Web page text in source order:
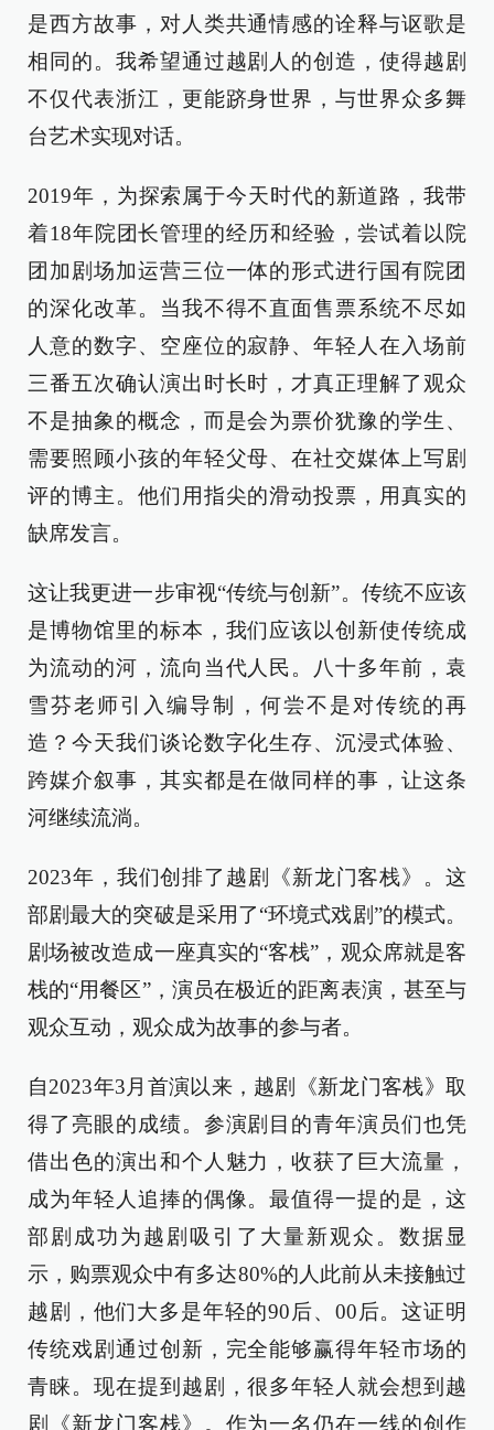
是西方故事，对人类共通情感的诠释与讴歌是
相同的。我希望通过越剧人的创造，使得越剧
不仅代表浙江，更能跻身世界，与世界众多舞
台艺术实现对话。
2019年，为探索属于今天时代的新道路，我带
着18年院团长管理的经历和经验，尝试着以院
团加剧场加运营三位一体的形式进行国有院团
的深化改革。当我不得不直面售票系统不尽如
人意的数字、空座位的寂静、年轻人在入场前
三番五次确认演出时长时，才真正理解了观众
不是抽象的概念，而是会为票价犹豫的学生、
需要照顾小孩的年轻父母、在社交媒体上写剧
评的博主。他们用指尖的滑动投票，用真实的
缺席发言。
这让我更进一步审视“传统与创新”。传统不应该
是博物馆里的标本，我们应该以创新使传统成
为流动的河，流向当代人民。八十多年前，袁
雪芬老师引入编导制，何尝不是对传统的再
造？今天我们谈论数字化生存、沉浸式体验、
跨媒介叙事，其实都是在做同样的事，让这条
河继续流淌。
2023年，我们创排了越剧《新龙门客栈》。这
部剧最大的突破是采用了“环境式戏剧”的模式。
剧场被改造成一座真实的“客栈”，观众席就是客
栈的“用餐区”，演员在极近的距离表演，甚至与
观众互动，观众成为故事的参与者。
自2023年3月首演以来，越剧《新龙门客栈》取
得了亮眼的成绩。参演剧目的青年演员们也凭
借出色的演出和个人魅力，收获了巨大流量，
成为年轻人追捧的偶像。最值得一提的是，这
部剧成功为越剧吸引了大量新观众。数据显
示，购票观众中有多达80%的人此前从未接触过
越剧，他们大多是年轻的90后、00后。这证明
传统戏剧通过创新，完全能够赢得年轻市场的
青睐。现在提到越剧，很多年轻人就会想到越
剧《新龙门客栈》。作为一名仍在一线的创作